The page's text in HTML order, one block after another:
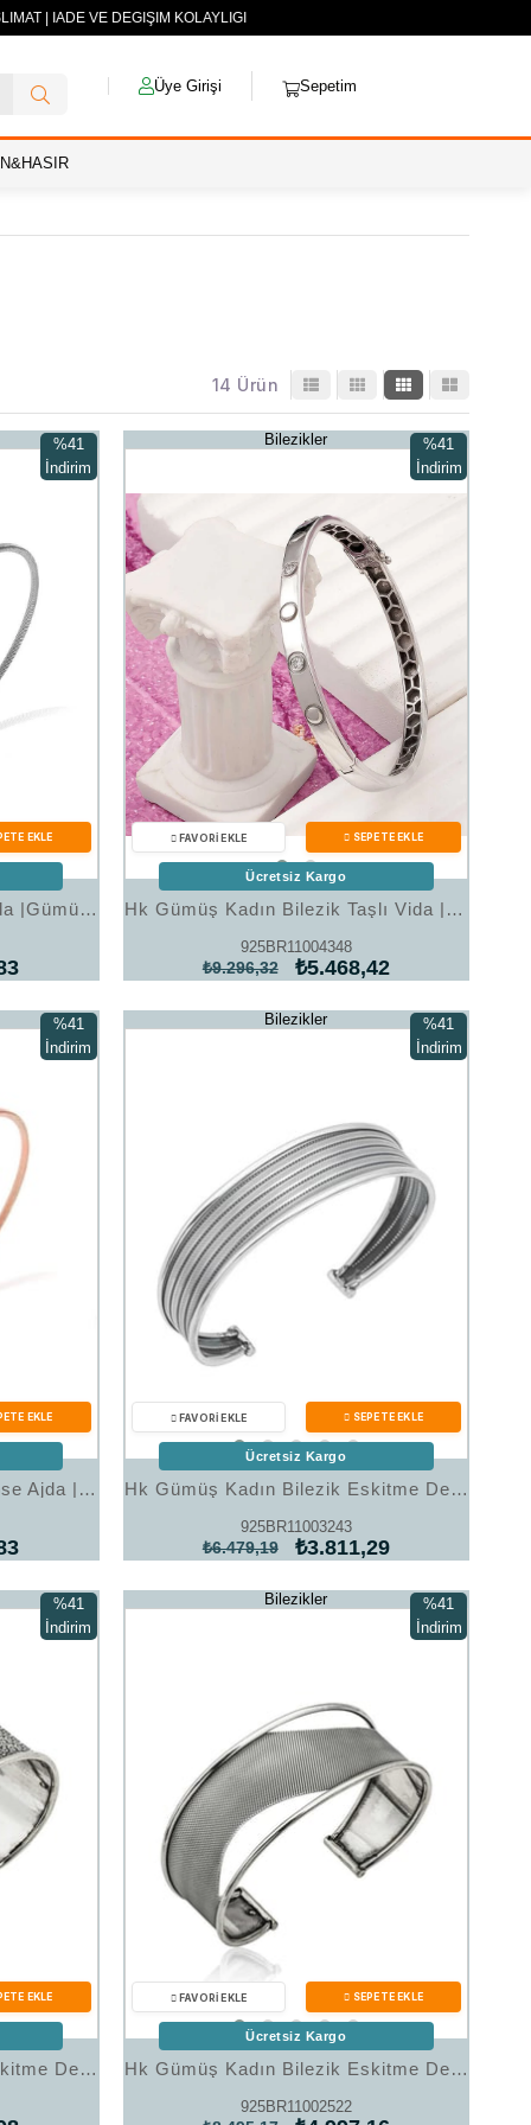
| İADE VE DEĞİŞİM KOLAYLIĞI
Üye Girişi Sepetim
14 Ürün
Hk Gümüş Kadın Bilezik Ajda |Gümüş Takı Hediyelik Ürünler
%41
İndirim
Bilezikler
Hk Gümüş Kadın Bilezik Taşlı Vida |Gümüş Takı Hediyelik Ürünler
925BR11004348
₺5.468,42
₺9.296,32
%41
İndirim
%41İndirim
Ücretsiz Kargo
Hk Gümüş Kadın Bilezik Rose Ajda |Gümüş Takı Hediyelik Ürünler
%41
İndirim
Bilezikler
Hk Gümüş Kadın Bilezik Eskitme Desenli |Gümüş Takı Hediyelik Ürünler
925BR11003243
₺3.811,29
₺6.479,19
%41
İndirim
Ücretsiz Kargo
Hk Gümüş Kadın Bilezik Eskitme Desenli |Gümüş Takı Hediyelik Ürünler
%41
İndirim
Bilezikler
Hk Gümüş Kadın Bilezik Eskitme Desenli |Gümüş Takı Hediyelik Ürünler
925BR11002522
%41
İndirim
Ücretsiz Kargo